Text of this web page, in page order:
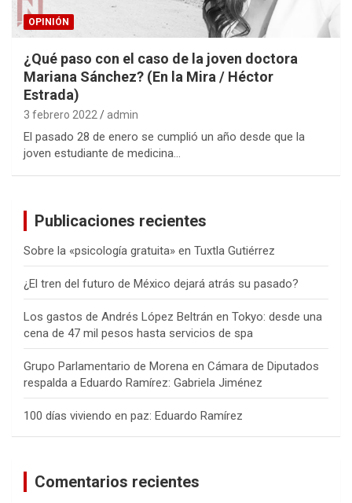
OPINIÓN
¿Qué paso con el caso de la joven doctora
Mariana Sánchez? (En la Mira / Héctor
Estrada)
3 febrero 2022 admin
El pasado 28 de enero se cumplió un año desde que la
joven estudiante de medicina…
Publicaciones recientes
Sobre la «psicología gratuita» en Tuxtla Gutiérrez
¿El tren del futuro de México dejará atrás su pasado?
Los gastos de Andrés López Beltrán en Tokyo: desde una
cena de 47 mil pesos hasta servicios de spa
Grupo Parlamentario de Morena en Cámara de Diputados
respalda a Eduardo Ramírez: Gabriela Jiménez
100 días viviendo en paz: Eduardo Ramírez
Comentarios recientes